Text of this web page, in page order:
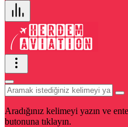
Aradığınız kelimeyi yazın ve
butonuna tıklayın.